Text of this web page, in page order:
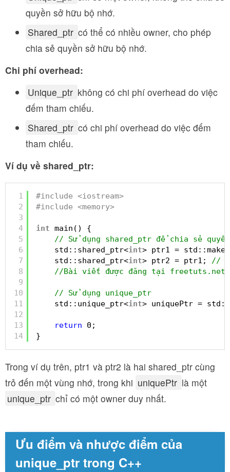
quyền sở hữu bộ nhớ.
Shared_ptr có thể có nhiều owner, cho phép
chia sẻ quyền sở hữu bộ nhớ.
Chi phí overhead:
Unique_ptr không có chi phí overhead do việc
đếm tham chiếu.
Shared_ptr có chi phí overhead do việc đếm
tham chiếu.
Ví dụ về shared_ptr:
1
2
3
4
5
6
7
8
9
10
11
12
13
14
#include <iostream>
#include <memory>
int main() {
// Sử dụng shared_ptr để chia sẻ
std::shared_ptr<int> ptr1 =
std::shared_ptr<int> ptr2 = ptr1; //
//Bài viết được đăng tại freetuts.net
// Sử dụng unique_ptr
std::unique_ptr<int> uniquePtr =
return
0;
}
Trong ví dụ trên, ptr1 và ptr2 là hai shared_ptr cùng
trỏ đến một vùng nhớ, trong khi uniquePtr là một
unique_ptr chỉ có một owner duy nhất.
Ưu điểm và nhược điểm của
unique_ptr trong C++